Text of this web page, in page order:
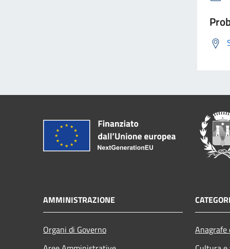
AMMINISTRAZIONE
Organi di Governo